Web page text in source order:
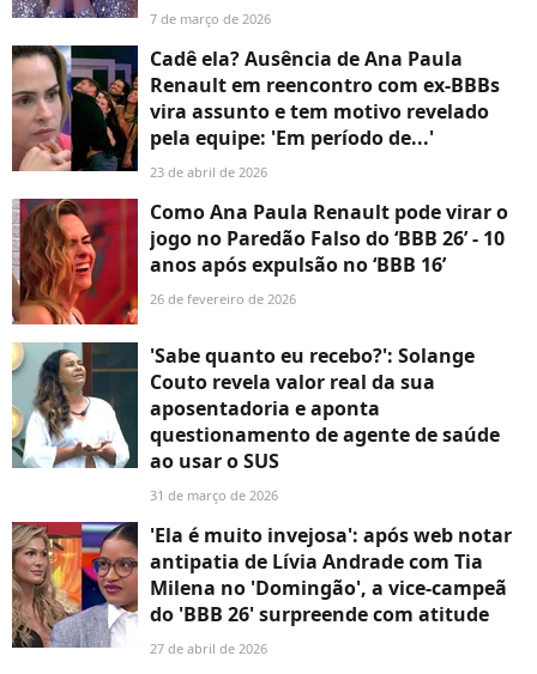
7 de março de 2026
Cadê ela? Ausência de Ana Paula
Renault em reencontro com ex-BBBs
vira assunto e tem motivo revelado
pela equipe: 'Em período de...'
23 de abril de 2026
Como Ana Paula Renault pode virar o
jogo no Paredão Falso do ‘BBB 26’ - 10
anos após expulsão no ‘BBB 16’
26 de fevereiro de 2026
'Sabe quanto eu recebo?': Solange
Couto revela valor real da sua
aposentadoria e aponta
questionamento de agente de saúde
ao usar o SUS
31 de março de 2026
'Ela é muito invejosa': após web notar
antipatia de Lívia Andrade com Tia
Milena no 'Domingão', a vice-campeã
do 'BBB 26' surpreende com atitude
27 de abril de 2026